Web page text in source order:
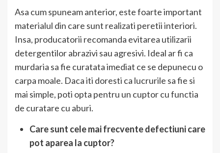
Asa cum spuneam anterior, este foarte important
materialul din care sunt realizati peretii interiori.
Insa, producatorii recomanda evitarea utilizarii
detergentilor abrazivi sau agresivi. Ideal ar fi ca
murdaria sa fie curatata imediat ce se depunecu o
carpa moale. Daca iti doresti ca lucrurile sa fie si
mai simple, poti opta pentru un cuptor cu functia
de curatare cu aburi.
Care sunt cele mai frecvente defectiuni care
pot aparea la cuptor?